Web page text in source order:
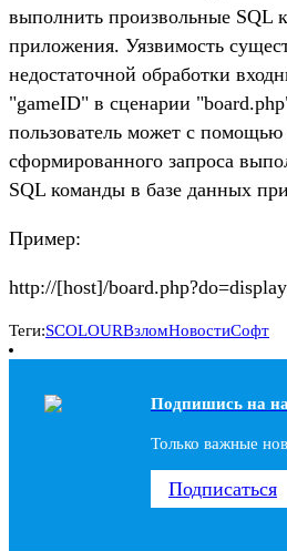
выполнить произвольные SQL
приложения. Уязвимость
недостаточной обработки
"gameID" в сценарии
пользователь может с помощью
сформированного запроса
SQL команды в базе данных
Пример:
http://[host]/
Теги:SCOLOURВзломНовостиСофт
Подпишись на
Только важные
Подписаться